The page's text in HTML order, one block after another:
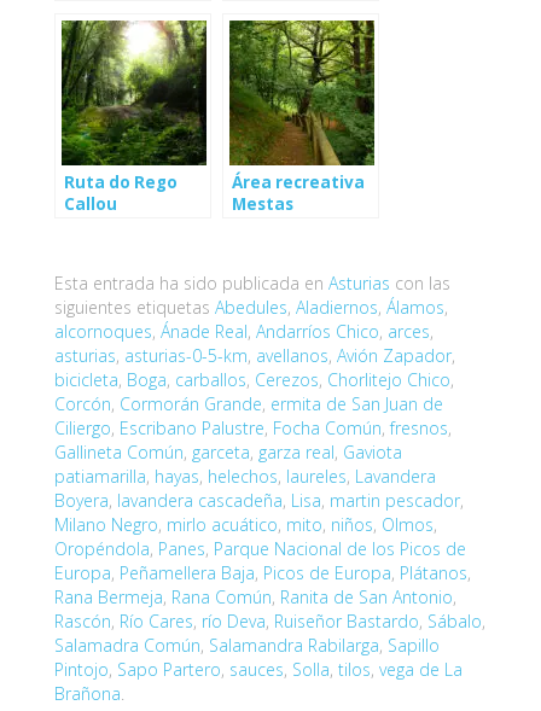
Ruta do Rego
Callou
Área recreativa
Mestas
Esta entrada ha sido publicada en Asturias con las
siguientes etiquetas Abedules, Aladiernos, Álamos,
alcornoques, Ánade Real, Andarríos Chico, arces,
asturias, asturias-0-5-km, avellanos, Avión Zapador,
bicicleta, Boga, carballos, Cerezos, Chorlitejo Chico,
Corcón, Cormorán Grande, ermita de San Juan de
Ciliergo, Escribano Palustre, Focha Común,fresnos,
Gallineta Común, garceta, garza real, Gaviota
patiamarilla, hayas, helechos, laureles, Lavandera
Boyera, lavandera cascadeña, Lisa, martin pescador,
Milano Negro, mirlo acuático, mito, niños, Olmos,
Oropéndola, Panes, Parque Nacional de los Picos de
Europa, Peñamellera Baja, Picos de Europa, Plátanos,
Rana Bermeja, Rana Común, Ranita de San Antonio,
Rascón, Río Cares, río Deva, Ruiseñor Bastardo, Sábalo,
Salamadra Común, Salamandra Rabilarga, Sapillo
Pintojo, Sapo Partero, sauces, Solla, tilos, vega de La
Brañona.